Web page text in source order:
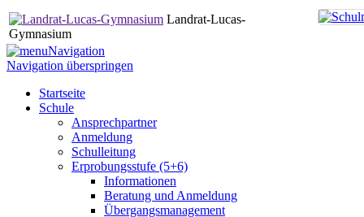
Landrat-Lucas-
Gymnasium
Navigation
Navigation überspringen
Startseite
Schule
Ansprechpartner
Anmeldung
Schulleitung
Erprobungsstufe (5+6)
Informationen
Beratung und Anmeldung
Übergangsmanagement